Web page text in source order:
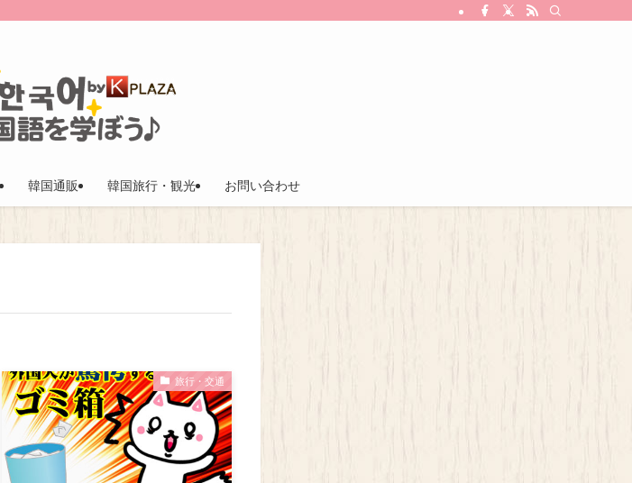
韓国通販 韓国旅行・観光 お問い合わせ
旅行・交通